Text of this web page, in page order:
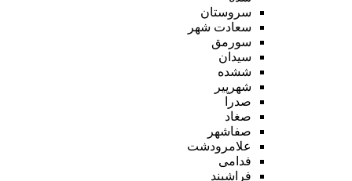
سروستان
سعادت شهر
سورمق
سیدان
ششده
شهرپیر
صدرا
صغاد
صفاشهر
علامرودشت
فدامی
فراشبند